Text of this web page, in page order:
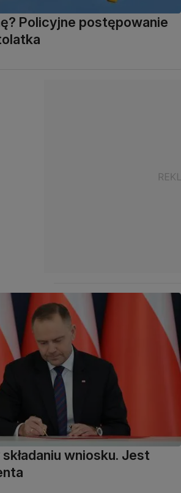
Policyjne postępowanie
wniosku. Jest